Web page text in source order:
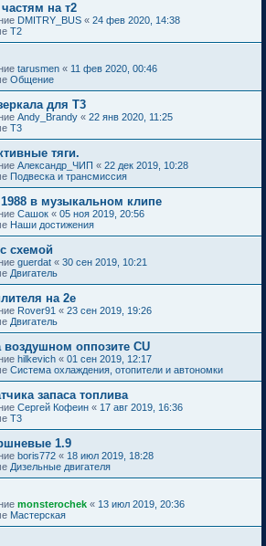
на т2
DMITRY_BUS « 24 фев 2020, 14:38
T2
tarusmen « 11 фев 2020, 00:46
Общение
для Т3
Andy_Brandy « 22 янв 2020, 11:25
T3
тяги.
Александр_ЧИП « 22 дек 2019, 10:28
Подвеска и трансмиссия
в музыкальном клипе
Сашок « 05 ноя 2019, 20:56
Наши достижения
схемой
guerdat « 30 сен 2019, 10:21
Двигатель
на 2е
Rover91 « 23 сен 2019, 19:26
Двигатель
воздушном оппозите CU
hilkevich « 01 сен 2019, 12:17
Система охлаждения, отопители и автономки
запаса топлива
Сергей Кофеин « 17 авг 2019, 16:36
T3
1.9
boris772 « 18 июл 2019, 18:28
Дизельные двигателя
monsterochek « 13 июл 2019, 20:36
Мастерская